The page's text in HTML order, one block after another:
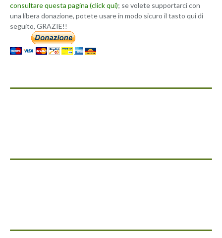
consultare questa pagina (click qui); se volete supportarci con
una libera donazione, potete usare in modo sicuro il tasto qui di
seguito, GRAZIE!!